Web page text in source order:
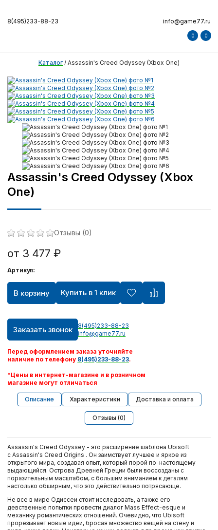
8(495)233-88-23 info@game77.ru
0 0
Каталог / Assassin's Creed Odyssey (Xbox One)
Assassin's Creed Odyssey (Xbox
One)
Отзывы (0)
от 3 477 ₽
Артикул:
В корзину Купить в 1 клик
Заказать звонок
8(495)233-88-23
info@game77.ru
Перед оформлением заказа уточняйте
наличие по телефону 8(495)233-88-23.
*Цены в интернет-магазине и в розничном
магазине могут отличаться
Описание Характеристики Доставка и оплата
Отзывы (0)
Assassin's Creed Odyssey - это расширение шаблона Ubisoft
с Assassin's Creed Origins . Он заимствует лучшее и яркое из
открытого мира, создавая опыт, который порой по-настоящему
выдающийся. Острова Древней Греции были воссозданы с
поразительным масштабом, с большим вниманием к деталям
настолько обширным, что это действительно потрясающе.
Не все в мире Одиссеи стоит исследовать, а также его
девственные попытки провести диалог Mass Effect-esque и
механику романтических отношений. Очевидно, что Ubisoft
прорезывает новые идеи, бросая множество вещей на стену и